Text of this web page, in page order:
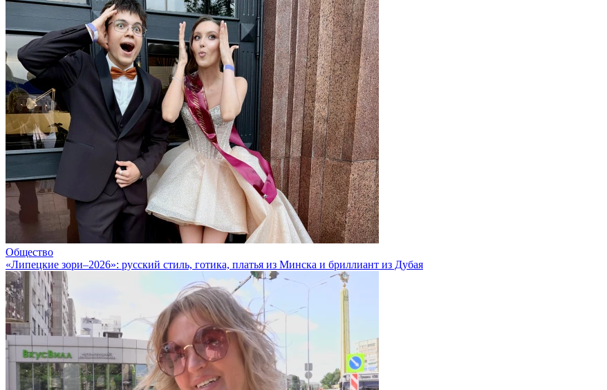
Общество
«Липецкие зори–2026»: русский стиль, готика, платья из Минска и бриллиант из Дубая